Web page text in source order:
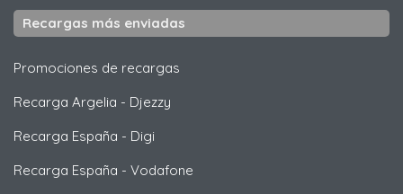
Recargas más enviadas
Promociones de recargas
Recarga Argelia - Djezzy
Recarga España - Digi
Recarga España - Vodafone